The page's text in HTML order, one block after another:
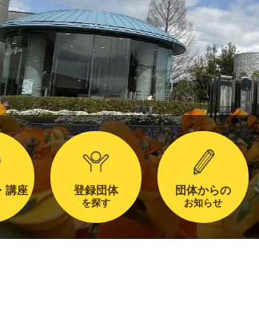
講座 登録団体
を探す
団体からの
お知らせ